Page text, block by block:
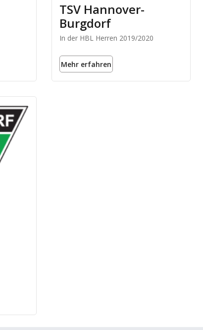
TSV Hannover-
Burgdorf
In der HBL Herren 2019/2020
Mehr erfahren